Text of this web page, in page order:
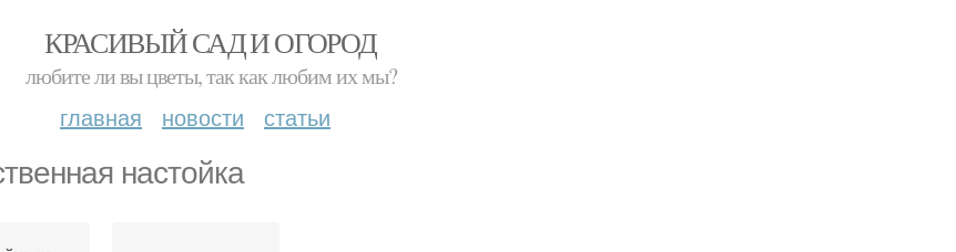
КРАСИВЫЙ САД И ОГОРОД
любите ли вы цветы, так как любим их мы?
главная новости статьи
настойка